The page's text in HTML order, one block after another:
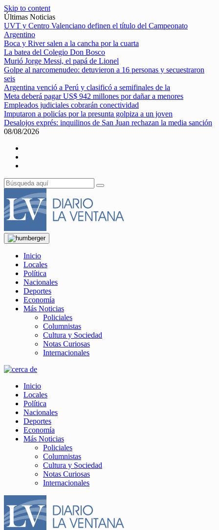
Skip to content
Últimas Noticias
UVT y Centro Valenciano definen el título del Campeonato
Argentino
Boca y River salen a la cancha por la cuarta
La batea del Colegio Don Bosco
Murió Jorge Messi, el papá de Lionel
Golpe al narcomenudeo: detuvieron a 16 personas y secuestraron
seis
Argentina venció a Perú y clasificó a semifinales de la
Meta deberá pagar US$ 942 millones por dañar a menores
Empleados judiciales cobrarán conectividad
Imputaron a policías por la presunta golpiza a un joven
Desalojos exprés: inquilinos de San Juan rechazan la media sanción
08/08/2026
Inicio
Locales
Política
Nacionales
Deportes
Economía
Más Noticias
Policiales
Columnistas
Cultura y Sociedad
Notas Curiosas
Internacionales
Inicio
Locales
Política
Nacionales
Deportes
Economía
Más Noticias
Policiales
Columnistas
Cultura y Sociedad
Notas Curiosas
Internacionales